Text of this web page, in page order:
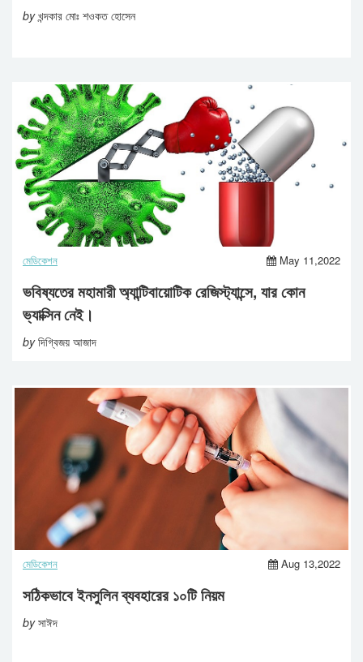
byখন্দকার মোঃ শওকত হোসেন
মেডিকেশন May 11,2022
ভবিষ্যতের মহামারী অ্যান্টিবায়োটিক রেজিস্ট্যান্সে, যার কোন
ভ্যাক্সিন নেই।
byদিগ্বিজয় আজাদ
মেডিকেশন Aug 13,2022
সঠিকভাবে ইনসুলিন ব্যবহারের ১০টি নিয়ম
byসাঈদ